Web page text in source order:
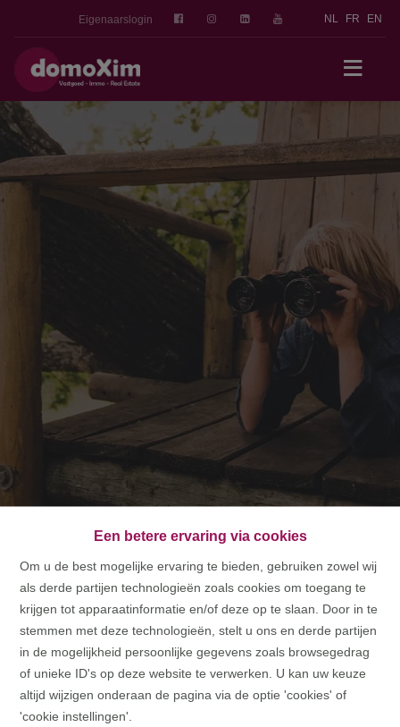
Een betere ervaring via cookies
Om u de best mogelijke ervaring te bieden, gebruiken zowel wij
als derde partijen technologieën zoals cookies om toegang te
krijgen tot apparaatinformatie en/of deze op te slaan. Door in te
stemmen met deze technologieën, stelt u ons en derde partijen
in de mogelijkheid persoonlijke gegevens zoals browsegedrag
of unieke ID's op deze website te verwerken. U kan uw keuze
altijd wijzigen onderaan de pagina via de optie 'cookies' of
'cookie instellingen'.
Eigenaarslogin NL FR EN
HOME
HOME